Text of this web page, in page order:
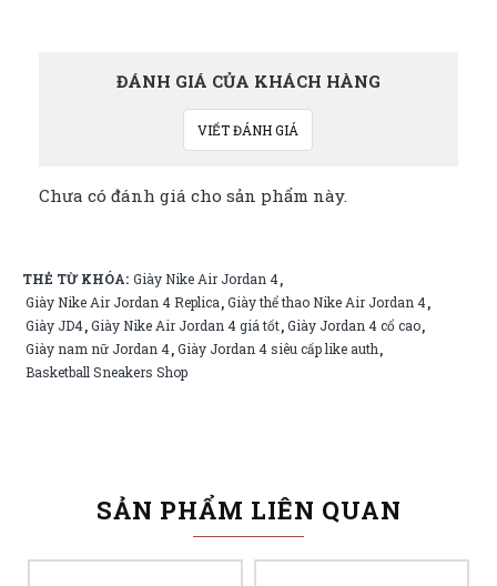
ĐÁNH GIÁ CỦA KHÁCH HÀNG
VIẾT ĐÁNH GIÁ
Chưa có đánh giá cho sản phẩm này.
THẺ TỪ KHÓA: Giày Nike Air Jordan 4,
Giày Nike Air Jordan 4 Replica,Giày thể thao Nike Air Jordan 4,
Giày JD4,Giày Nike Air Jordan 4 giá tốt,Giày Jordan 4 cổ cao,
Giày nam nữ Jordan 4,Giày Jordan 4 siêu cấp like auth,
Basketball Sneakers Shop
SẢN PHẨM LIÊN QUAN